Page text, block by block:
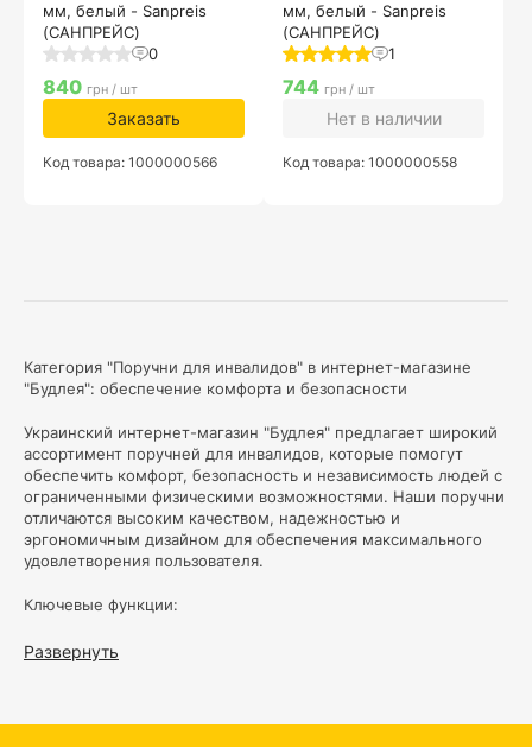
Категория "Поручни для инвалидов" в интернет-магазине
"Будлея": обеспечение комфорта и безопасности
Украинский интернет-магазин "Будлея" предлагает широкий
ассортимент поручней для инвалидов, которые помогут
обеспечить комфорт, безопасность и независимость людей с
ограниченными физическими возможностями. Наши поручни
отличаются высоким качеством, надежностью и
эргономичным дизайном для обеспечения максимального
удовлетворения пользователя.
Ключевые функции:
Безопасность и надежность:
Развернуть
мм, белый - Sanpreis
(САНПРЕЙС)
0
840 грн / шт
Заказать
Код товара: 1000000566
мм, белый - Sanpreis
(САНПРЕЙС)
1
744 грн / шт
Нет в наличии
Код товара: 1000000558